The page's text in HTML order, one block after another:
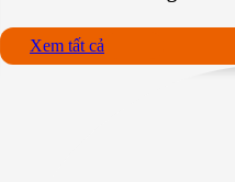
Xem tất cả